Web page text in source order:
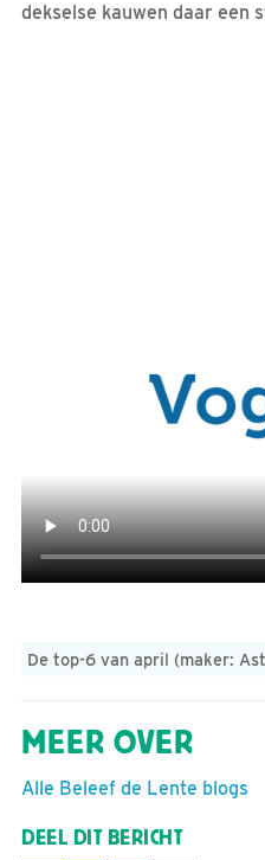
dekselse kauwen daar een
De top-6 van april (maker:
MEER OVER
Alle Beleef de Lente blogs
DEEL DIT BERICHT